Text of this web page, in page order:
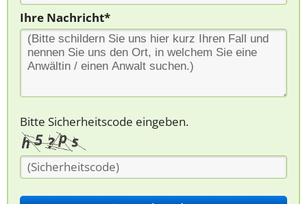
Ihre Nachricht*
Bitte Sicherheitscode eingeben.